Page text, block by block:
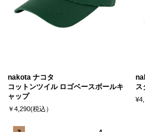
nakota ナコタ
コットンツイル ロゴベースボールキ
ャップ
￥4,290(税込）
ス